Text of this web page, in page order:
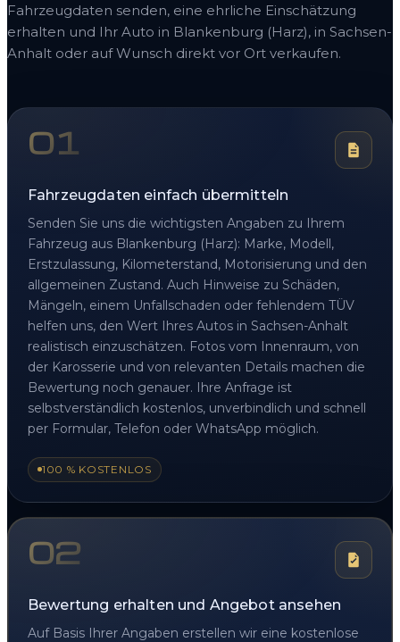
Fahrzeugdaten senden, eine ehrliche Einschätzung
erhalten und Ihr Auto in Blankenburg (Harz), in Sachsen-
Anhalt oder auf Wunsch direkt vor Ort verkaufen.
01
Fahrzeugdaten einfach übermitteln
Senden Sie uns die wichtigsten Angaben zu Ihrem
Fahrzeug aus Blankenburg (Harz): Marke, Modell,
Erstzulassung, Kilometerstand, Motorisierung und den
allgemeinen Zustand. Auch Hinweise zu Schäden,
Mängeln, einem Unfallschaden oder fehlendem TÜV
helfen uns, den Wert Ihres Autos in Sachsen-Anhalt
realistisch einzuschätzen. Fotos vom Innenraum, von
der Karosserie und von relevanten Details machen die
Bewertung noch genauer. Ihre Anfrage ist
selbstverständlich kostenlos, unverbindlich und schnell
per Formular, Telefon oder WhatsApp möglich.
100 % KOSTENLOS
02
Bewertung erhalten und Angebot ansehen
Auf Basis Ihrer Angaben erstellen wir eine kostenlose